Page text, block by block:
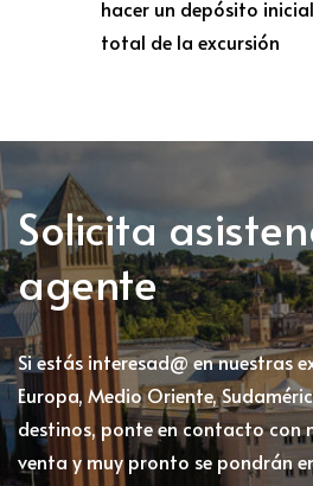
hacer un depósito
total de la excursión
Solicita
agente
Si estás interesad@ en nuestras
Europa, Medio Oriente,
destinos, ponte en contacto con
venta y muy pronto se pondrán